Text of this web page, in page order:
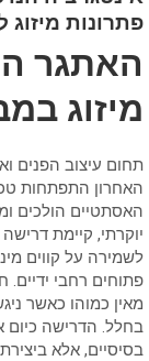
פתרונות מיזוג
האתגר
מיזוג
תחום עיצוב הפנים
האחרון התפתחות
האסתטיים הולכים
יוקרתי, קיימת
לשמירה על קווים
פתוחים רחבי ידיים.
מאין כמוהו כאשר
בחלל. הדרישה כיום
בסיסיים, אלא